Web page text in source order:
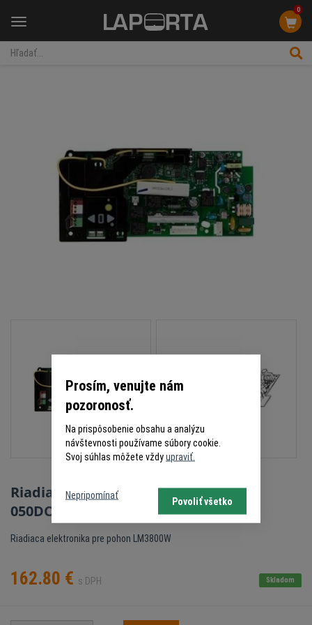
Menu
0
Riadiaca elektronika LiftMaster
050DCEURJWF pre pohon LM3800W
Riadiaca elektronika pre pohon LM3800W
162.80 € s DPH Skladom
Prosím, venujte nám
pozoronosť.
Na prispôsobenie obsahu a analýzu
návštevnosti používame súbory cookie.
Svoj súhlas môžete vždyupraviť.
Nepripomínať
Povoliť všetko